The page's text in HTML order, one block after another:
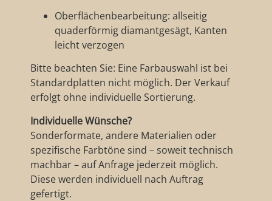
Oberflächenbearbeitung: allseitig
quaderförmig diamantgesägt, Kanten
leicht verzogen
Bitte beachten Sie: Eine Farbauswahl ist bei
Standardplatten nicht möglich. Der Verkauf
erfolgt ohne individuelle Sortierung.
Individuelle Wünsche?
Sonderformate, andere Materialien oder
spezifische Farbtöne sind – soweit technisch
machbar – auf Anfrage jederzeit möglich.
Diese werden individuell nach Auftrag
gefertigt.